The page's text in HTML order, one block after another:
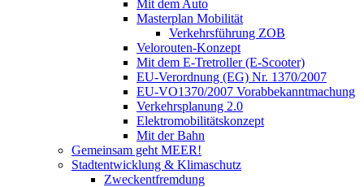
Mit dem Auto
Masterplan Mobilität
Verkehrsführung ZOB
Velorouten-Konzept
Mit dem E-Tretroller (E-Scooter)
EU-Verordnung (EG) Nr. 1370/2007
EU-VO1370/2007 Vorabbekanntmachung
Verkehrsplanung 2.0
Elektromobilitätskonzept
Mit der Bahn
Gemeinsam geht MEER!
Stadtentwicklung & Klimaschutz
Zweckentfremdung